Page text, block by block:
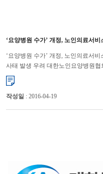
‘요양병원 수가’ 개정, 노인의료서
‘요양병원 수가’ 개정, 노인의료서
사태 발생 우려 대한노인요양병원협
건강보험정책심의위원회(이하 건정
작성일 : 2016-04-19